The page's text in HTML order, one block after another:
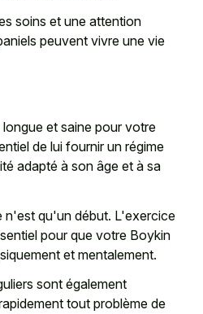
soins et une attention
peuvent vivre une vie
et saine pour votre
de lui fournir un régime
adapté à son âge et à sa
n'est qu'un début. L'exercice
pour que votre Boykin
et mentalement.
sont également
tout problème de